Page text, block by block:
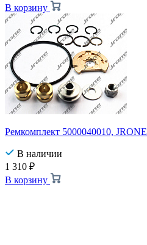
В корзину
Ремкомплект 5000040010, JRONE
В наличии
1 310 ₽
В корзину